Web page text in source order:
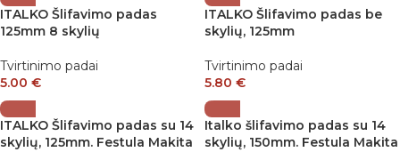
ITALKO Šlifavimo padas
125mm 8 skylių
Tvirtinimo padai
5.00 €
ITALKO Šlifavimo padas be
skylių, 125mm
Tvirtinimo padai
5.80 €
ITALKO Šlifavimo padas su 14
skylių, 125mm. Festula Makita
Italko šlifavimo padas su 14
skylių, 150mm. Festula Makita